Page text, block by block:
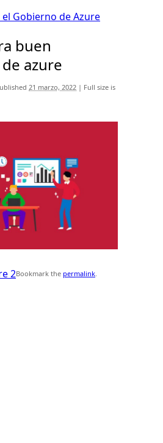
el Gobierno de Azure
buen
azure
21 marzo, 2022 | Full size is
2Bookmark the permalink.